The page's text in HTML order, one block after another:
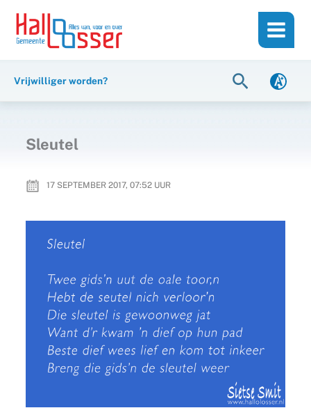
inhoud
naar
Vrijwilliger worden? Zoeken
Sleutel
17 SEPTEMBER 2017, 07:52UUR